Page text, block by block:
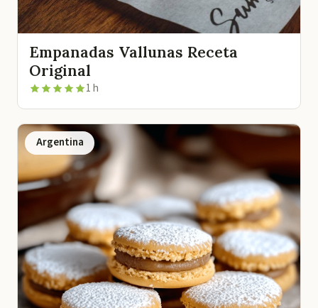
Empanadas Vallunas Receta
Original
1 h
Argentina